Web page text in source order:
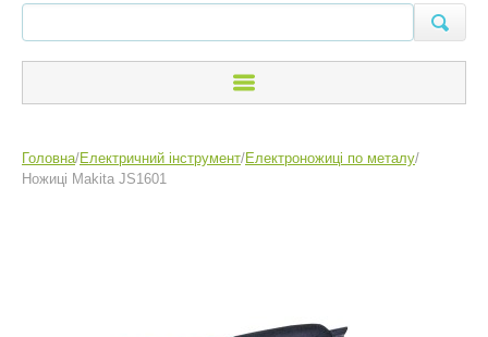
Головна/Електричний інструмент/Електроножиці по металу/
Ножиці Makita JS1601